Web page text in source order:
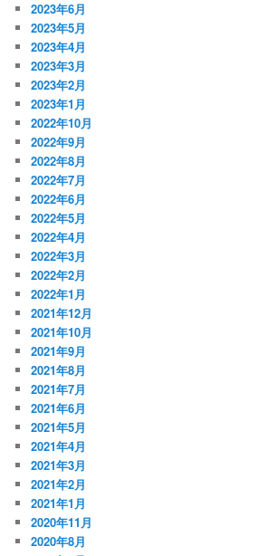
2023年6月
2023年5月
2023年4月
2023年3月
2023年2月
2023年1月
2022年10月
2022年9月
2022年8月
2022年7月
2022年6月
2022年5月
2022年4月
2022年3月
2022年2月
2022年1月
2021年12月
2021年10月
2021年9月
2021年8月
2021年7月
2021年6月
2021年5月
2021年4月
2021年3月
2021年2月
2021年1月
2020年11月
2020年8月